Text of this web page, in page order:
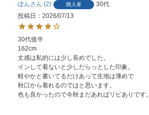
ぽん 2 購入者
30代
投稿日
2026/07/13
30代後半
162cm
丈感は私的には少し長めでした。
インして着ないと少しだらっとした印象。
軽やかと書いてるだけあって生地は薄めで
秋口から着れるのではと思います。
色も良かったので今秋まだあればリピありです。